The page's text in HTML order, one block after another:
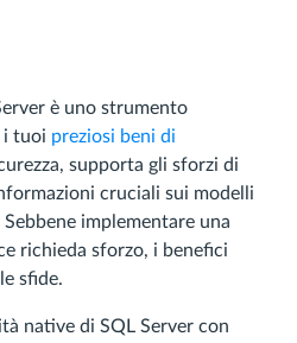
è uno strumento
i tuoi preziosi beni di
supporta gli sforzi di
cruciali sui modelli
implementare una
richieda sforzo, i benefici
sfide.
native di SQL Server con